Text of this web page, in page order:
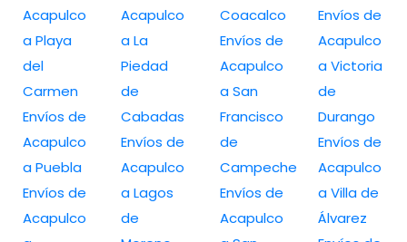
Acapulco
a Playa
del
Carmen
Envíos de
Acapulco
a Puebla
Envíos de
Acapulco
Acapulco
a La
Piedad
de
Cabadas
Envíos de
Acapulco
a Lagos
de
Coacalco
Envíos de
Acapulco
a San
Francisco
de
Campeche
Envíos de
Acapulco
Envíos de
Acapulco
a Victoria
de
Durango
Envíos de
Acapulco
a Villa de
Álvarez